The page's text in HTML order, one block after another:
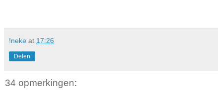
!neke at 17:26
Delen
34 opmerkingen: